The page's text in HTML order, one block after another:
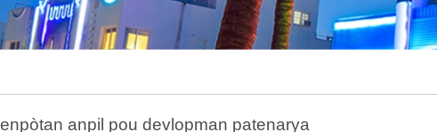
anpil pou devlopman patenarya